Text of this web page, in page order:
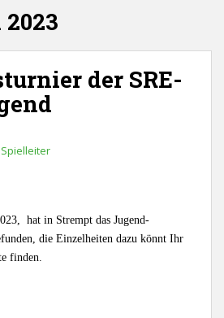
der SRE-
hat in Strempt das Jugend-
die Einzelheiten dazu könnt Ihr
finden.